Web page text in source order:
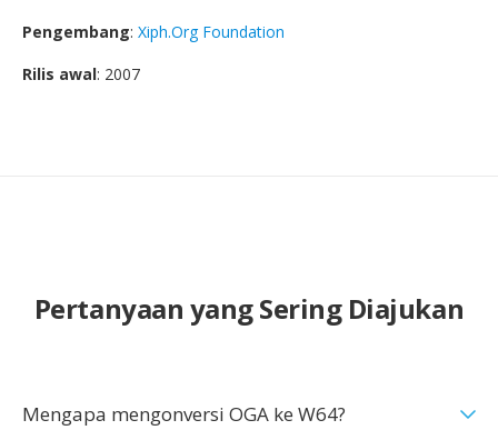
Pengembang: Xiph.Org Foundation
Rilis awal: 2007
Pertanyaan yang Sering Diajukan
Mengapa mengonversi OGA ke W64?